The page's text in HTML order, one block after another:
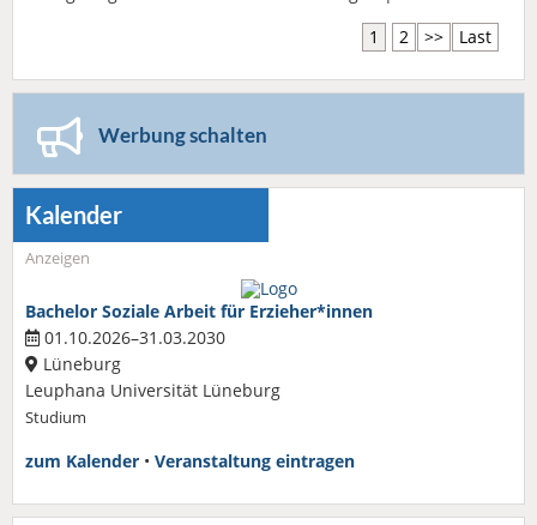
1
2 >> Last
Werbung schalten
Kalender
Anzeigen
Bachelor Soziale Arbeit für Erzieher*innen
01.10.2026–31.03.2030
Lüneburg
Leuphana Universität Lüneburg
Studium
zum Kalender • Veranstaltung eintragen